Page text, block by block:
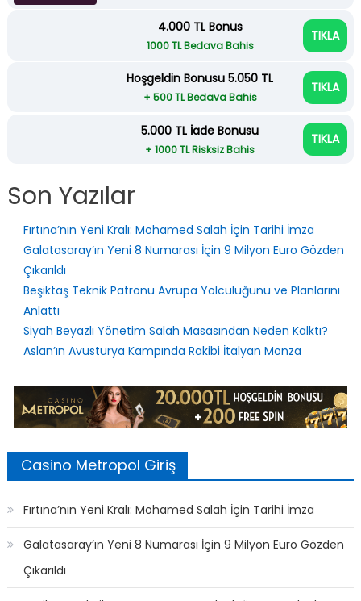
4.000 TL Bonus
1000 TL Bedava Bahis
TIKLA
Hoşgeldin Bonusu 5.050 TL
+ 500 TL Bedava Bahis
TIKLA
5.000 TL İade Bonusu
Son Yazılar
Fırtına’nın Yeni Kralı: Mohamed Salah İçin Tarihi İmza
Galatasaray’ın Yeni 8 Numarası İçin 9 Milyon Euro Gözden
Çıkarıldı
Beşiktaş Teknik Patronu Avrupa Yolculuğunu ve Planlarını
Anlattı
Siyah Beyazlı Yönetim Salah Masasından Neden Kalktı?
Casino Metropol Giriş
Fırtına’nın Yeni Kralı: Mohamed Salah İçin Tarihi İmza
Galatasaray’ın Yeni 8 Numarası İçin 9 Milyon Euro Gözden
Çıkarıldı